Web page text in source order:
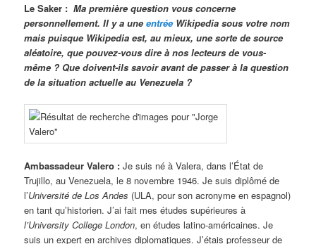
Le Saker :Ma première question vous concerne
personnellement. Il y a uneentréeWikipedia sous votre nom
mais puisque Wikipedia est, au mieux, une sorte de source
aléatoire, que pouvez-vous dire à nos lecteurs de vous-
même ? Que doivent-ils savoir avant de passer à la question
de la situation actuelle au Venezuela ?
Ambassadeur Valero : Je suis né à Valera, dans l’État de
Trujillo, au Venezuela, le 8 novembre 1946. Je suis diplômé de
l’Université de Los Andes (ULA, pour son acronyme en espagnol)
en tant qu’historien. J’ai fait mes études supérieures à
l’University College London, en études latino-américaines. Je
suis un expert en archives diplomatiques. J’étais professeur de